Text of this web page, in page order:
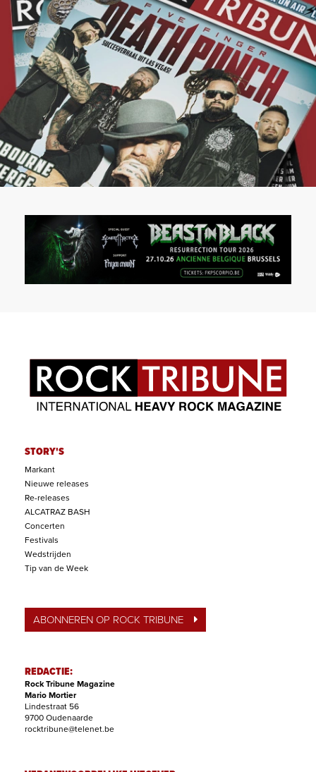
STORY'S
Markant
Nieuwe releases
Re-releases
ALCATRAZ BASH
Concerten
Festivals
Wedstrijden
Tip van de Week
ABONNEREN OP ROCK TRIBUNE
REDACTIE:
Rock Tribune Magazine
Mario Mortier
Lindestraat 56
9700 Oudenaarde
rocktribune@telenet.be